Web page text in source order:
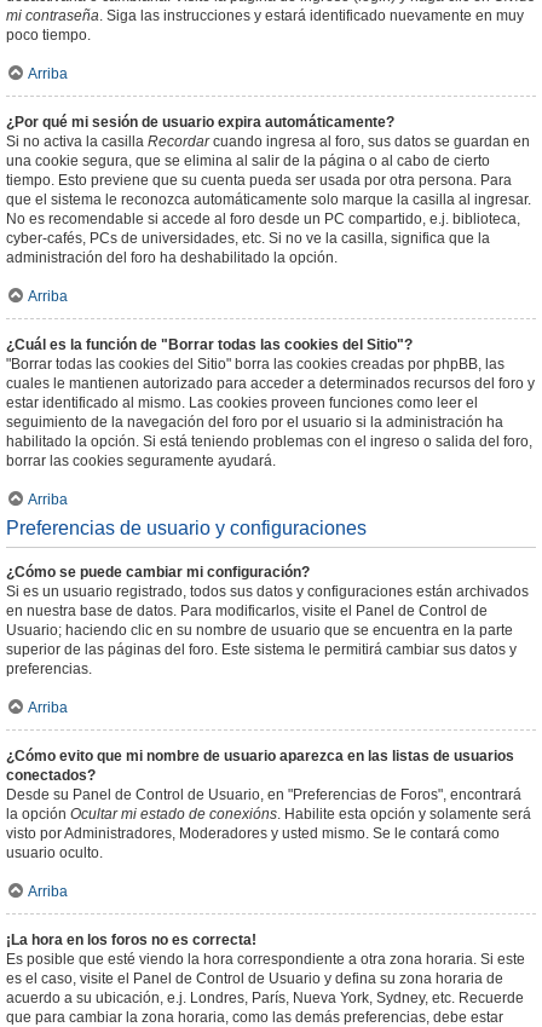
mi contraseña. Siga las instrucciones y estará identificado nuevamente en muy
poco tiempo.
Arriba
¿Por qué mi sesión de usuario expira automáticamente?
Si no activa la casilla Recordarcuando ingresa al foro, sus datos se guardan en
una cookie segura, que se elimina al salir de la página o al cabo de cierto
tiempo. Esto previene que su cuenta pueda ser usada por otra persona. Para
que el sistema le reconozca automáticamente solo marque la casilla al ingresar.
No es recomendable si accede al foro desde un PC compartido, e.j. biblioteca,
cyber-cafés, PCs de universidades, etc. Si no ve la casilla, significa que la
administración del foro ha deshabilitado la opción.
Arriba
¿Cuál es la función de "Borrar todas las cookies del Sitio"?
"Borrar todas las cookies del Sitio" borra las cookies creadas por phpBB, las
cuales le mantienen autorizado para acceder a determinados recursos del foro y
estar identificado al mismo. Las cookies proveen funciones como leer el
seguimiento de la navegación del foro por el usuario si la administración ha
habilitado la opción. Si está teniendo problemas con el ingreso o salida del foro,
borrar las cookies seguramente ayudará.
Arriba
Preferencias de usuario y configuraciones
¿Cómo se puede cambiar mi configuración?
Si es un usuario registrado, todos sus datos y configuraciones están archivados
en nuestra base de datos. Para modificarlos, visite el Panel de Control de
Usuario; haciendo clic en su nombre de usuario que se encuentra en la parte
superior de las páginas del foro. Este sistema le permitirá cambiar sus datos y
preferencias.
Arriba
¿Cómo evito que mi nombre de usuario aparezca en las listas de usuarios
conectados?
Desde su Panel de Control de Usuario, en "Preferencias de Foros", encontrará
la opción Ocultar mi estado de conexións. Habilite esta opción y solamente será
visto por Administradores, Moderadores y usted mismo. Se le contará como
usuario oculto.
Arriba
¡La hora en los foros no es correcta!
Es posible que esté viendo la hora correspondiente a otra zona horaria. Si este
es el caso, visite el Panel de Control de Usuario y defina su zona horaria de
acuerdo a su ubicación, e.j. Londres, París, Nueva York, Sydney, etc. Recuerde
que para cambiar la zona horaria, como las demás preferencias, debe estar